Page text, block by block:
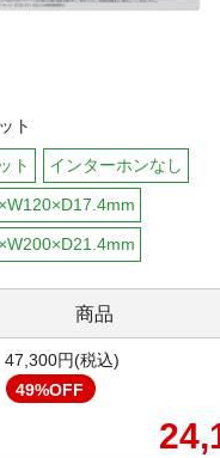
ト
ト インターホンなし
商品
47,300円(税込)
49%OFF